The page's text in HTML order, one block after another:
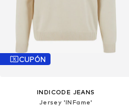
CUPÓN
INDICODE JEANS
Jersey 'INFame'